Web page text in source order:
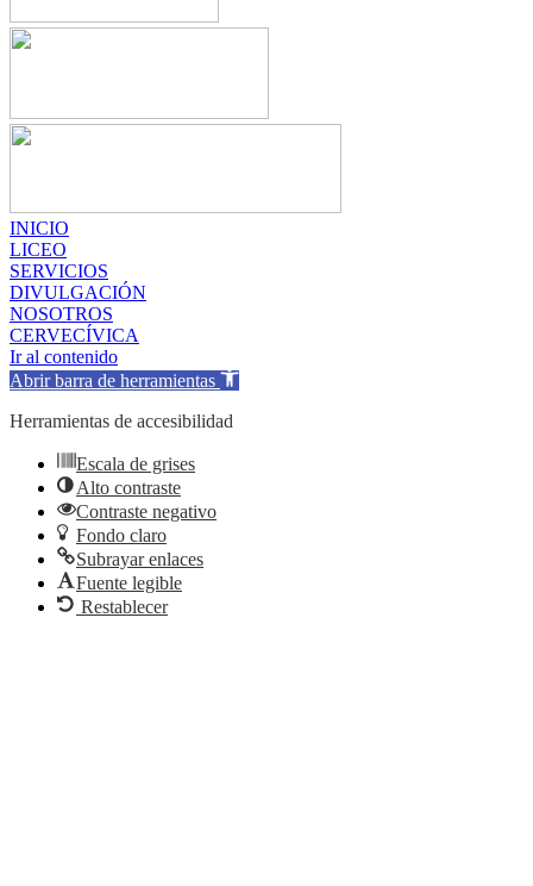
INICIO
LICEO
SERVICIOS
DIVULGACIÓN
NOSOTROS
CERVECÍVICA
Ir al contenido
Abrir barra de herramientas
Herramientas de accesibilidad
Escala de grises
Alto contraste
Contraste negativo
Fondo claro
Subrayar enlaces
Fuente legible
Restablecer